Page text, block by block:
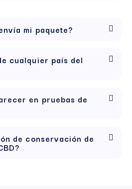
mi paquete?
cualquier país del
en pruebas de
de conservación de